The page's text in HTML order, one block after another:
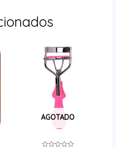
AGOTADO